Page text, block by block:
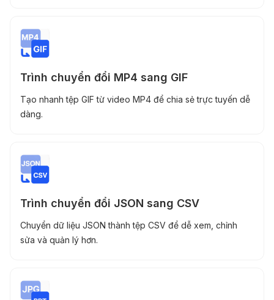
Trình chuyển đổi MP4 sang GIF
Tạo nhanh tệp GIF từ video MP4 để chia sẻ trực tuyến dễ
dàng.
Trình chuyển đổi JSON sang CSV
Chuyển dữ liệu JSON thành tệp CSV để dễ xem, chỉnh
sửa và quản lý hơn.